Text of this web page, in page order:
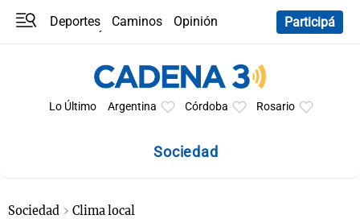
Deportes Caminos
Opinión
Participá
Lo Último Argentina Córdoba Rosario
Sociedad
Sociedad Clima local